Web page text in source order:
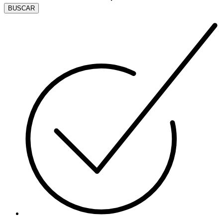
BUSCAR